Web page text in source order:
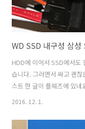
WD SSD 내구성 삼
HDD에 이어서 SSD에서도
습니다. 그러면서 싸고 괜
스트 한 글이 플웨즈에 있
지만 내구성이 괜찮다는 부
용을 보면 굳이 SSD에는
2016. 12. 1.